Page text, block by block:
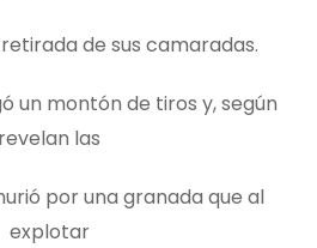
de sus camaradas.
un montón de tiros y, según
revelan las
por una granada que al
explotar